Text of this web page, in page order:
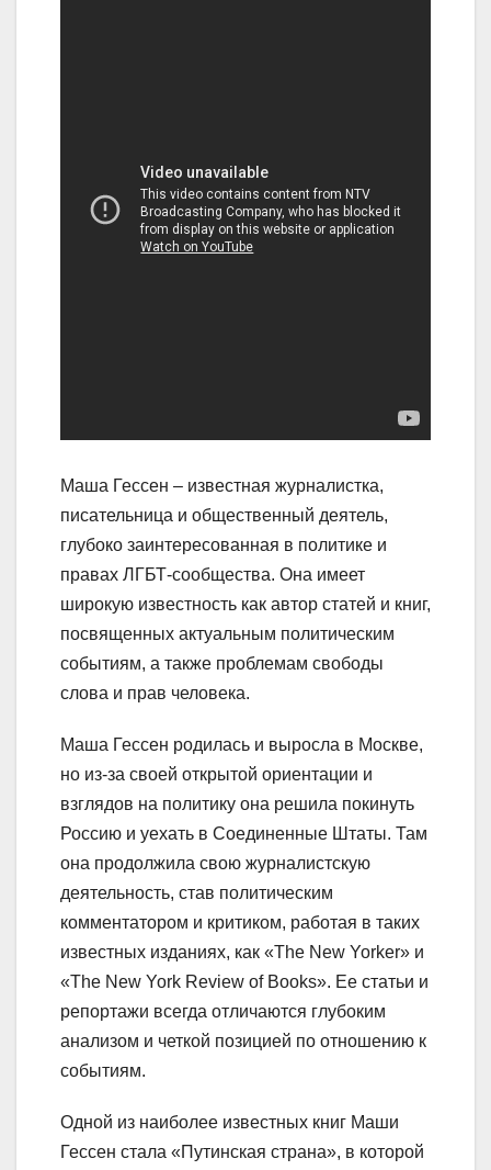
Маша Гессен – известная журналистка,
писательница и общественный деятель,
глубоко заинтересованная в политике и
правах ЛГБТ-сообщества. Она имеет
широкую известность как автор статей и книг,
посвященных актуальным политическим
событиям, а также проблемам свободы
слова и прав человека.
Маша Гессен родилась и выросла в Москве,
но из-за своей открытой ориентации и
взглядов на политику она решила покинуть
Россию и уехать в Соединенные Штаты. Там
она продолжила свою журналистскую
деятельность, став политическим
комментатором и критиком, работая в таких
известных изданиях, как «The New Yorker» и
«The New York Review of Books». Ее статьи и
репортажи всегда отличаются глубоким
анализом и четкой позицией по отношению к
событиям.
Одной из наиболее известных книг Маши
Гессен стала «Путинская страна», в которой